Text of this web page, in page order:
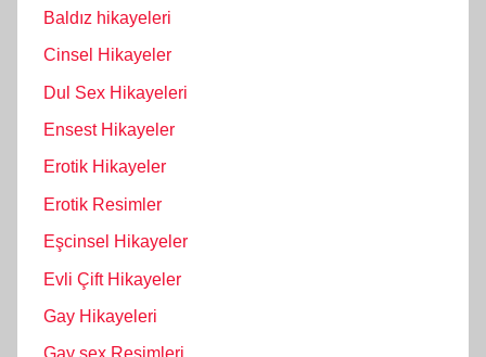
Baldız hikayeleri
Cinsel Hikayeler
Dul Sex Hikayeleri
Ensest Hikayeler
Erotik Hikayeler
Erotik Resimler
Eşcinsel Hikayeler
Evli Çift Hikayeler
Gay Hikayeleri